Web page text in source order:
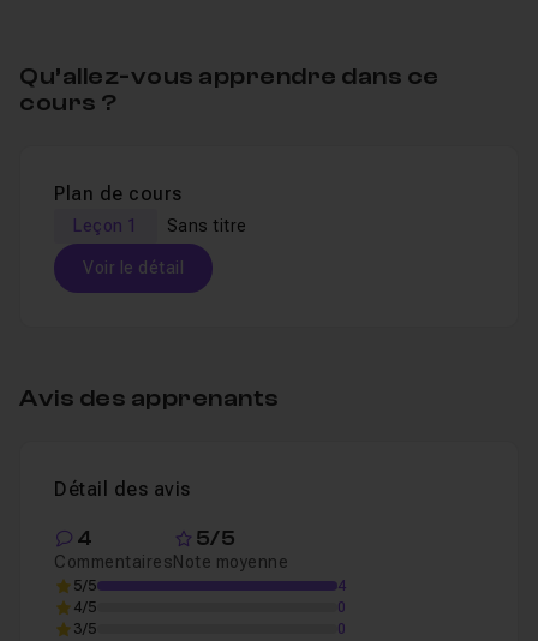
Qu’allez-vous apprendre dans ce
cours ?
Plan de cours
Leçon 1 Sans titre
Voir le détail
Avis des apprenants
Détail des avis
4
Commentaires
5/5
Note moyenne
5/5
4
4/5
0
3/5
0